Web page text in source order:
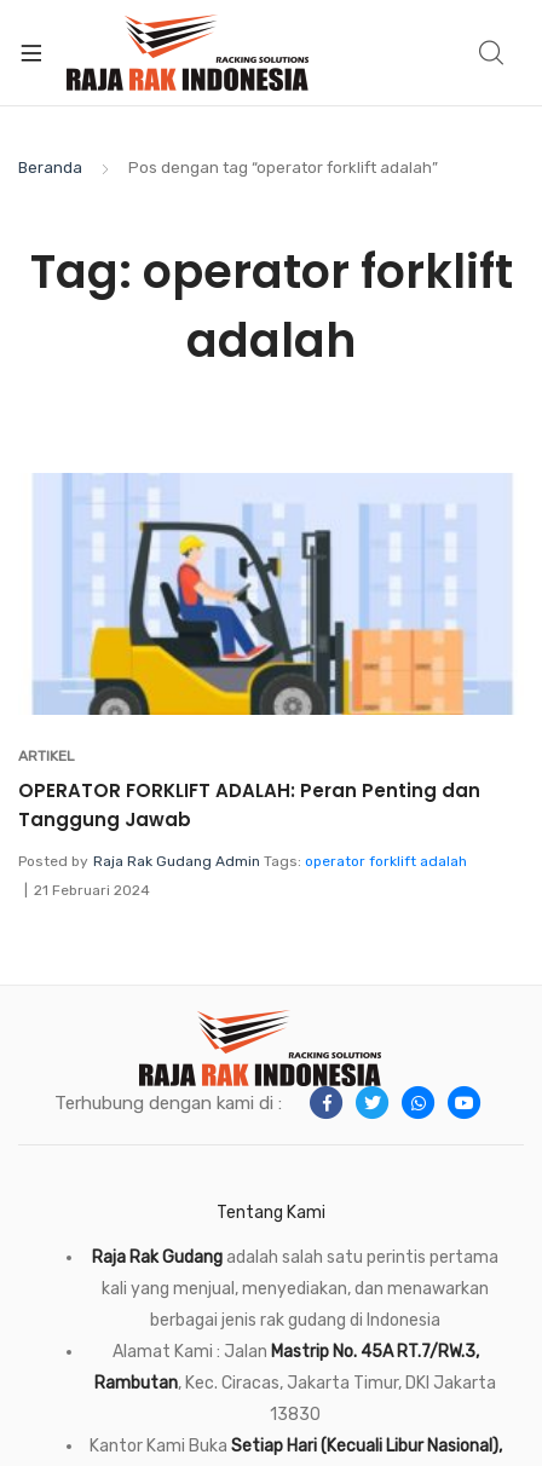
Beranda Pos dengan tag “operator forklift adalah”
Tag: operator forklift
adalah
ARTIKEL
OPERATOR FORKLIFT ADALAH: Peran Penting dan
Tanggung Jawab
Posted by Raja Rak Gudang Admin Tags: operator forklift adalah
21 Februari 2024
Terhubung dengan kami di :
Tentang Kami
Raja Rak Gudangadalah salah satu perintis pertama
kali yang menjual, menyediakan, dan menawarkan
berbagai jenis rak gudang di Indonesia
Alamat Kami : Jalan Mastrip No. 45A RT.7/RW.3,
Rambutan, Kec. Ciracas, Jakarta Timur, DKI Jakarta
13830
Kantor Kami Buka Setiap Hari (Kecuali Libur Nasional),